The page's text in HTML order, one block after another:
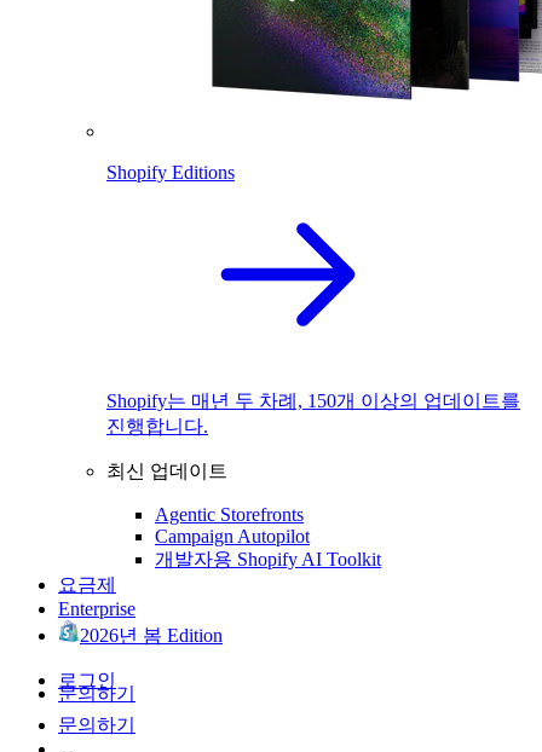
Shopify Editions
Shopify는 매년 두 차례, 150개 이상의 업데이트를
진행합니다.
최신 업데이트
Agentic Storefronts
Campaign Autopilot
개발자용 Shopify AI Toolkit
요금제
Enterprise
2026년 봄 Edition
로그인
문의하기
문의하기